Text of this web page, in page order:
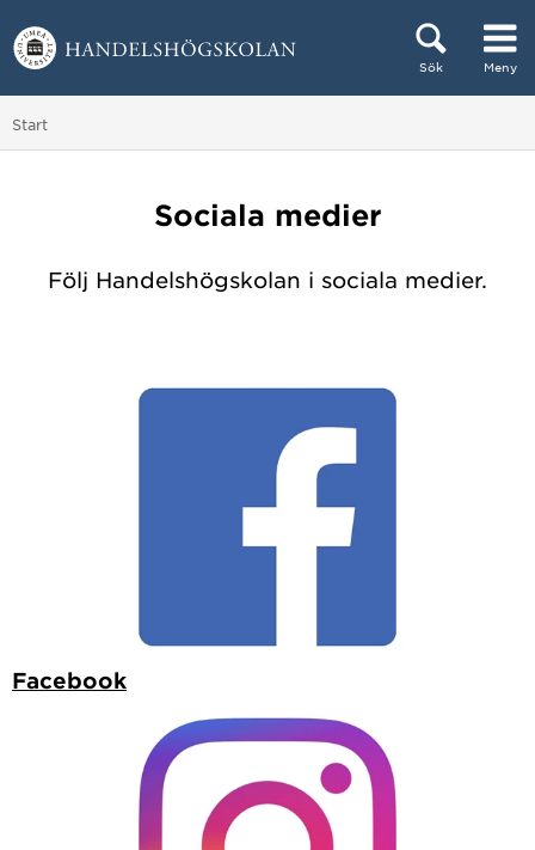
Hoppa direkt till innehållet
Sök Meny
Huvudmenyn dold.
Du är här:
Start
Sociala medier
Följ Handelshögskolan i sociala medier.
Facebook